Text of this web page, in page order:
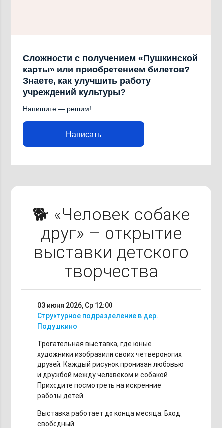
Сложности с получением «Пушкинской
карты» или приобретением билетов?
Знаете, как улучшить работу
учреждений культуры?
Напишите — решим!
Написать
🐕 «Человек собаке
друг» – открытие
выставки детского
творчества
03 июня 2026, Ср 12:00
Структурное подразделение в дер.
Подушкино
Трогательная выставка, где юные
художники изобразили своих четвероногих
друзей. Каждый рисунок пронизан любовью
и дружбой между человеком и собакой.
Приходите посмотреть на искренние
работы детей.
Выставка работает до конца месяца. Вход
свободный.